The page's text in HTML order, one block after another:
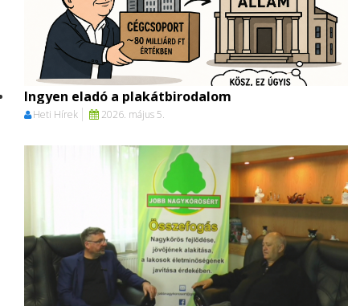
Ingyen eladó a plakátbirodalom
Heti Hírek 2026. május 5.